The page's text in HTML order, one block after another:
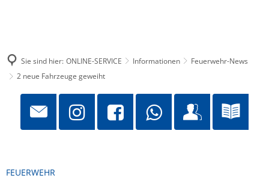
Sie sind hier: ONLINE-SERVICE Informationen
Feuerwehr-News
2 neue Fahrzeuge geweiht
FEUERWEHR